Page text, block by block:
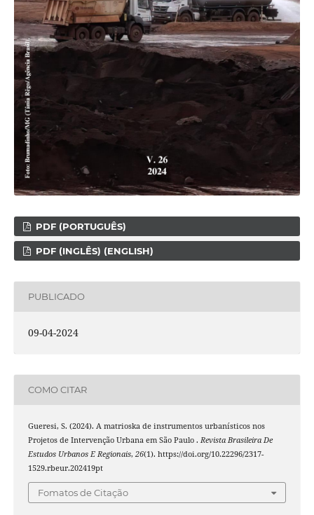
PDF (PORTUGUÊS)
PDF (INGLÊS) (ENGLISH)
PUBLICADO
09-04-2024
COMO CITAR
Gueresi, S. (2024). A matrioska de instrumentos urbanísticos nos
Projetos de Intervenção Urbana em São Paulo . Revista Brasileira De
Estudos Urbanos E Regionais, 26(1). https://doi.org/10.22296/2317-
1529.rbeur.202419pt
Fomatos de Citação